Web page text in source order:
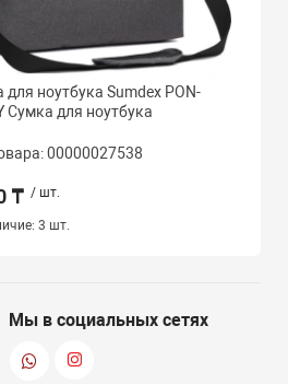
для ноутбука Sumdex PON-
Сумка для ноутбука
00000027538
₸ / шт.
3 шт.
Мы в социальных сетях